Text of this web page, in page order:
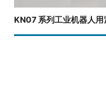
KN07 系列工业机器人